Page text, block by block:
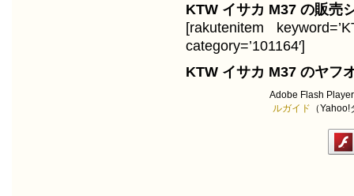
KTW イサカ M37 の販売
[rakutenitem
category=’101164′]
KTW イサカ M37 のヤフ
Adobe Flash
ルガイド （